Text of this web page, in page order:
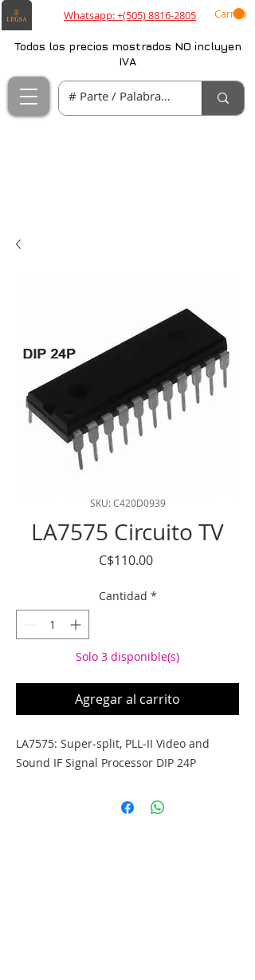
Whatsapp: +(505) 8816-2805 Carrito
Todos los precios mostrados NO incluyen
IVA
SKU: C420D0939
LA7575 Circuito TV
C$110.00Precio
Cantidad *
Solo 3 disponible(s)
Agregar al carrito
LA7575: Super-split, PLL-II Video and
Sound IF Signal Processor DIP 24P